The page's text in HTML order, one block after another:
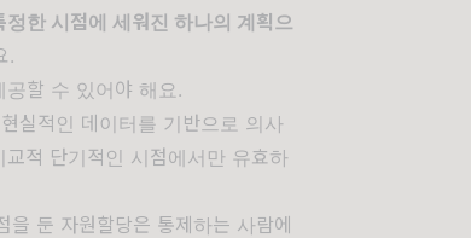
정한 시점에 세워진 하나의 계획으
.
할 수 있어야 해요.
실적인 데이터를 기반으로 의사
적 단기적인 시점에서만 유효하
을 둔 자원할당은 통제하는 사람에